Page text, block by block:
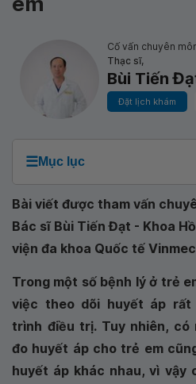
Cố vấn chuyên
Thạc sĩ,
Bùi Tiến
Đặt lịch khám
☰Mục lục
Bài viết được tham vấn
Bác sĩ Bùi Tiến Đạt - Khoa
viện đa khoa Quốc tế
Trong một số bệnh lý ở trẻ
việc theo dõi huyết áp
trình điều trị. Tuy nhiên, có
đo huyết áp cho trẻ em
huyết áp khác nhau, vì vậy